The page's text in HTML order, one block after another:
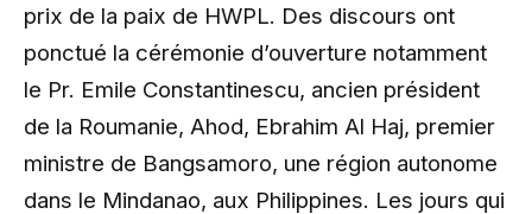
prix de la paix de HWPL. Des discours ont
ponctué la cérémonie d’ouverture notamment
le Pr. Emile Constantinescu, ancien président
de la Roumanie, Ahod, Ebrahim Al Haj, premier
ministre de Bangsamoro, une région autonome
dans le Mindanao, aux Philippines. Les jours qui